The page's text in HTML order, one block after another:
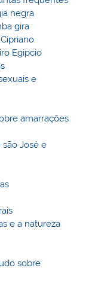
negra
gira
Egipcio
e
amarrações
José e
e a natureza
sobre